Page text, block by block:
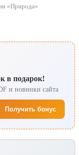
«Природа»
в подарок!
и новинки сайта
Получить бонус